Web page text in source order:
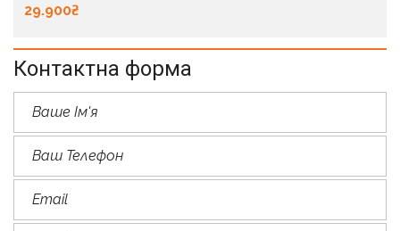
29.900₴
Контактна форма